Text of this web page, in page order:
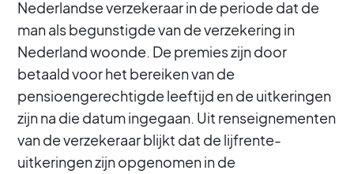
Nederlandse verzekeraar in de periode dat de
man als begunstigde van de verzekering in
Nederland woonde. De premies zijn door
betaald voor het bereiken van de
pensioengerechtigde leeftijd en de uitkeringen
zijn na die datum ingegaan. Uit renseignementen
van de verzekeraar blijkt dat de lijfrente-
uitkeringen zijn opgenomen in de